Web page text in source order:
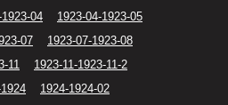
04
1923-04-1923-05
07
1923-07-1923-08
11
1923-11-1923-11-2
1924-1924-02